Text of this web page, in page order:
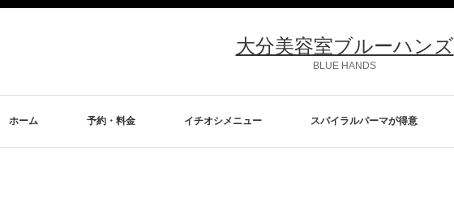
大分美容室ブルーハンズ
BLUE HANDS
ホーム 予約・料金 イチオシメニュー スパイラルパーマが得意